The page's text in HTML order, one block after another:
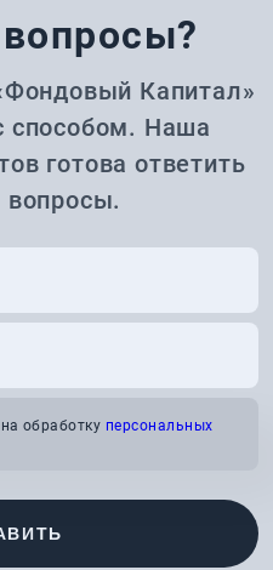
Капитал»
способом. Наша
готова ответить
обработку персональных